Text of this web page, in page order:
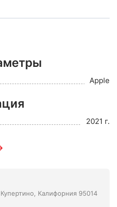
Apple
2021 г.
Калифорния 95014